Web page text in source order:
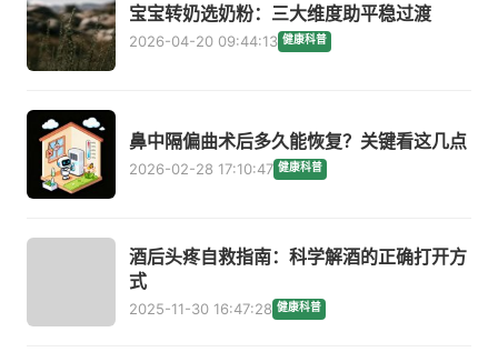
宝宝转奶选奶粉：三大维度助平稳过渡
2026-04-20 09:44:13 健康科普
鼻中隔偏曲术后多久能恢复？关键看这几点
2026-02-28 17:10:47 健康科普
酒后头疼自救指南：科学解酒的正确打开方
式
2025-11-30 16:47:28 健康科普